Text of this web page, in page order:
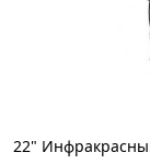
22"